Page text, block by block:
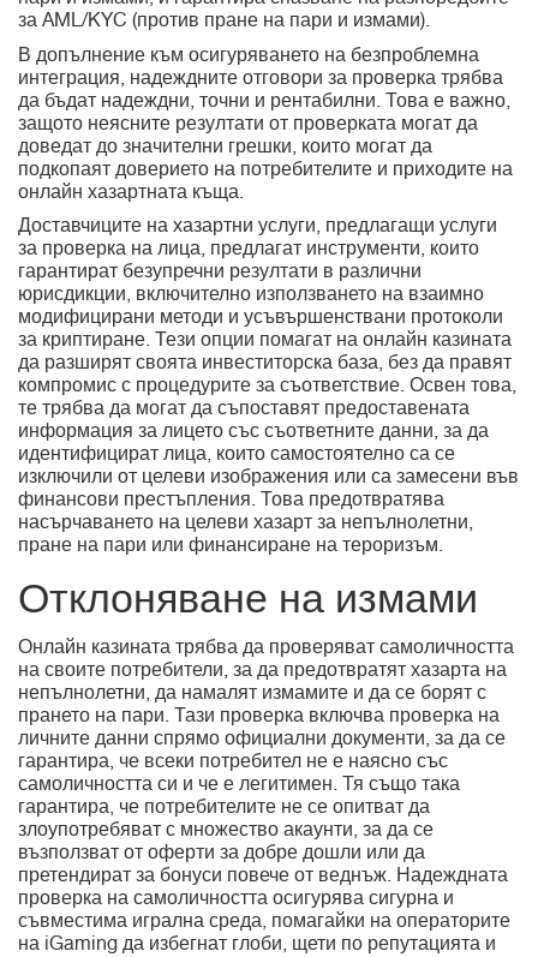
за AML/KYC (против пране на пари и измами).
В допълнение към осигуряването на безпроблемна
интеграция, надеждните отговори за проверка трябва
да бъдат надеждни, точни и рентабилни. Това е важно,
защото неясните резултати от проверката могат да
доведат до значителни грешки, които могат да
подкопаят доверието на потребителите и приходите на
онлайн хазартната къща.
Доставчиците на хазартни услуги, предлагащи услуги
за проверка на лица, предлагат инструменти, които
гарантират безупречни резултати в различни
юрисдикции, включително използването на взаимно
модифицирани методи и усъвършенствани протоколи
за криптиране. Тези опции помагат на онлайн казината
да разширят своята инвеститорска база, без да правят
компромис с процедурите за съответствие. Освен това,
те трябва да могат да съпоставят предоставената
информация за лицето със съответните данни, за да
идентифицират лица, които самостоятелно са се
изключили от целеви изображения или са замесени във
финансови престъпления. Това предотвратява
насърчаването на целеви хазарт за непълнолетни,
пране на пари или финансиране на тероризъм.
Отклоняване на измами
Онлайн казината трябва да проверяват самоличността
на своите потребители, за да предотвратят хазарта на
непълнолетни, да намалят измамите и да се борят с
прането на пари. Тази проверка включва проверка на
личните данни спрямо официални документи, за да се
гарантира, че всеки потребител не е наясно със
самоличността си и че е легитимен. Тя също така
гарантира, че потребителите не се опитват да
злоупотребяват с множество акаунти, за да се
възползват от оферти за добре дошли или да
претендират за бонуси повече от веднъж. Надеждната
проверка на самоличността осигурява сигурна и
съвместима игрална среда, помагайки на операторите
на iGaming да избегнат глоби, щети по репутацията и